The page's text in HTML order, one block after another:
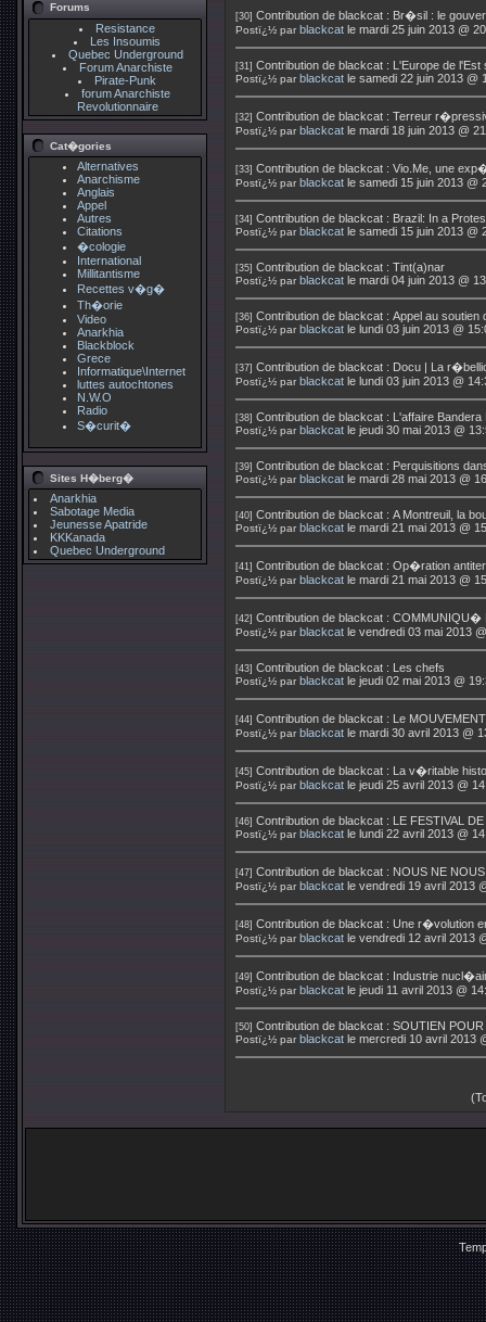
Forums
Resistance
Les Insoumis
Quebec Underground
Forum Anarchiste
Pirate-Punk
forum Anarchiste
Revolutionnaire
Cat�gories
Alternatives
Anarchisme
Anglais
Appel
Autres
Citations
�cologie
International
Millitantisme
Recettes v�g�
Th�orie
Video
Anarkhia
Blackblock
Grece
Informatique\Internet
luttes autochtones
N.W.O
Radio
S�curit�
Sites H�berg�
Anarkhia
Sabotage Media
Jeunesse Apatride
KKKanada
Quebec Underground
[30] Contribution de blackcat : Br�sil : le
Postï¿½ par blackcat le mardi 25 juin 2013 @
[31] Contribution de blackcat : L'Europe de l'Est
Postï¿½ par blackcat le samedi 22 juin 2013 @
[32] Contribution de blackcat : Terreur
Postï¿½ par blackcat le mardi 18 juin 2013 @
[33] Contribution de blackcat : Vio.Me, une
Postï¿½ par blackcat le samedi 15 juin 2013 @
[34] Contribution de blackcat : Brazil: In a
Postï¿½ par blackcat le samedi 15 juin 2013 @
[35] Contribution de blackcat : Tint(a)nar
Postï¿½ par blackcat le mardi 04 juin 2013 @
[36] Contribution de blackcat : Appel au soutien
Postï¿½ par blackcat le lundi 03 juin 2013 @
[37] Contribution de blackcat : Docu | La
Postï¿½ par blackcat le lundi 03 juin 2013 @
[38] Contribution de blackcat : L'affaire Bandera
Postï¿½ par blackcat le jeudi 30 mai 2013 @
[39] Contribution de blackcat : Perquisitions
Postï¿½ par blackcat le mardi 28 mai 2013 @
[40] Contribution de blackcat : A Montreuil, la
Postï¿½ par blackcat le mardi 21 mai 2013 @
[41] Contribution de blackcat : Op�ration
Postï¿½ par blackcat le mardi 21 mai 2013 @
[42] Contribution de blackcat : COMMUNIQU�
Postï¿½ par blackcat le vendredi 03 mai 2013
[43] Contribution de blackcat : Les chefs
Postï¿½ par blackcat le jeudi 02 mai 2013 @
[44] Contribution de blackcat : Le
Postï¿½ par blackcat le mardi 30 avril 2013 @
[45] Contribution de blackcat : La v�ritable
Postï¿½ par blackcat le jeudi 25 avril 2013 @
[46] Contribution de blackcat : LE FESTIVAL
Postï¿½ par blackcat le lundi 22 avril 2013 @
[47] Contribution de blackcat : NOUS NE
Postï¿½ par blackcat le vendredi 19 avril 2013
[48] Contribution de blackcat : Une r�volution
Postï¿½ par blackcat le vendredi 12 avril 2013
[49] Contribution de blackcat : Industrie
Postï¿½ par blackcat le jeudi 11 avril 2013 @
[50] Contribution de blackcat : SOUTIEN
Postï¿½ par blackcat le mercredi 10 avril 2013